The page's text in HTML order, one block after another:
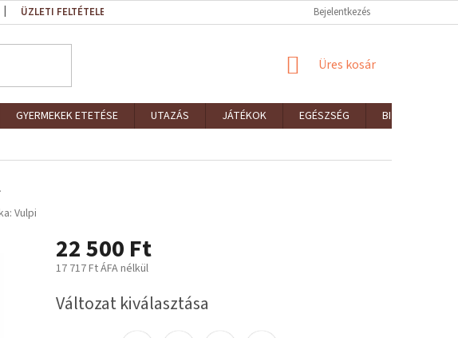
ÜZLETI FELTÉTELEK (ÁSZF) REKLAMÁCIÓK ÉS VISSZAKÜLDÉSEKBejelentkezés
KOSÁR
Üres kosár
GYERMEKEK ETETÉSE UTAZÁS JÁTÉKOK EGÉSZSÉG
BIZTONSÁG
Vulpi
22 500 Ft
17 717 Ft ÁFA nélkül
Változat kiválasztása